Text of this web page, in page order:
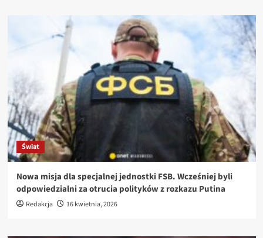
Świat
Nowa misja dla specjalnej jednostki FSB. Wcześniej byli
odpowiedzialni za otrucia polityków z rozkazu Putina
Redakcja 16 kwietnia, 2026